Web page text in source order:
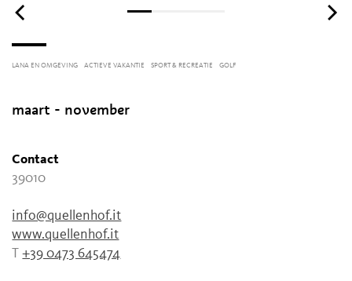
LANA EN OMGEVING ACTIEVE VAKANTIE SPORT & RECREATIE GOLF
maart - november
Contact
39010
info@quellenhof.it
www.quellenhof.it
T+39 0473 645474